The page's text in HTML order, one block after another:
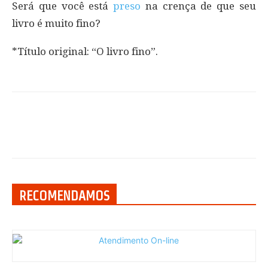
Será que você estápreso na crença de que seu
livro é muito fino?
*Título original: “O livro fino”.
RECOMENDAMOS